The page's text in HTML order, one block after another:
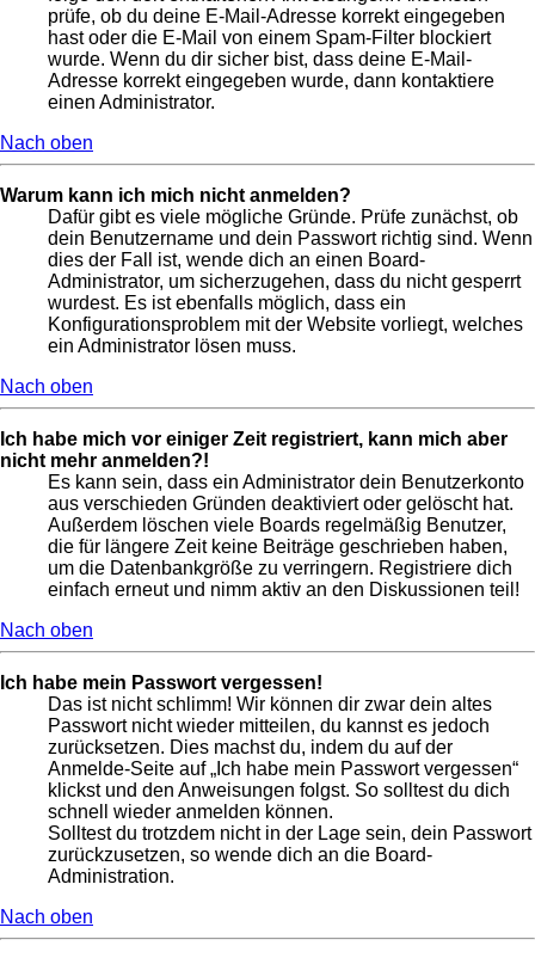
prüfe, ob du deine E-Mail-Adresse korrekt eingegeben
hast oder die E-Mail von einem Spam-Filter blockiert
wurde. Wenn du dir sicher bist, dass deine E-Mail-
Adresse korrekt eingegeben wurde, dann kontaktiere
einen Administrator.
Nach oben
Warum kann ich mich nicht anmelden?
Dafür gibt es viele mögliche Gründe. Prüfe zunächst, ob
dein Benutzername und dein Passwort richtig sind. Wenn
dies der Fall ist, wende dich an einen Board-
Administrator, um sicherzugehen, dass du nicht gesperrt
wurdest. Es ist ebenfalls möglich, dass ein
Konfigurationsproblem mit der Website vorliegt, welches
ein Administrator lösen muss.
Nach oben
Ich habe mich vor einiger Zeit registriert, kann mich aber
nicht mehr anmelden?!
Es kann sein, dass ein Administrator dein Benutzerkonto
aus verschieden Gründen deaktiviert oder gelöscht hat.
Außerdem löschen viele Boards regelmäßig Benutzer,
die für längere Zeit keine Beiträge geschrieben haben,
um die Datenbankgröße zu verringern. Registriere dich
einfach erneut und nimm aktiv an den Diskussionen teil!
Nach oben
Ich habe mein Passwort vergessen!
Das ist nicht schlimm! Wir können dir zwar dein altes
Passwort nicht wieder mitteilen, du kannst es jedoch
zurücksetzen. Dies machst du, indem du auf der
Anmelde-Seite auf „Ich habe mein Passwort vergessen“
klickst und den Anweisungen folgst. So solltest du dich
schnell wieder anmelden können.
Solltest du trotzdem nicht in der Lage sein, dein Passwort
zurückzusetzen, so wende dich an die Board-
Administration.
Nach oben